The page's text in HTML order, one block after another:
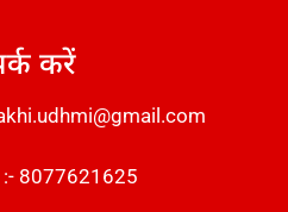
करें
8077621625